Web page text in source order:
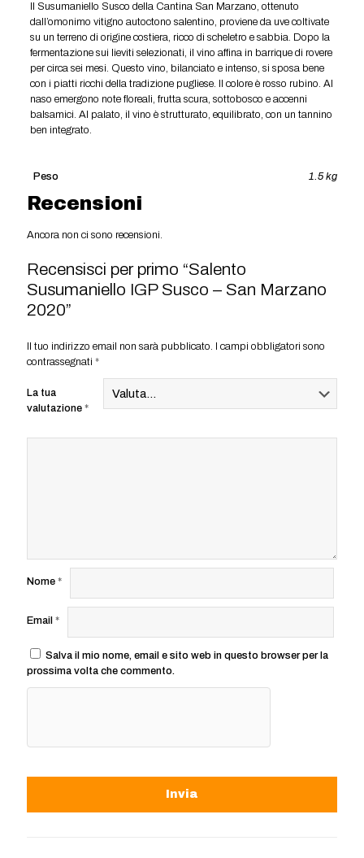
Il Susumaniello Susco della Cantina San Marzano, ottenuto
dall’omonimo vitigno autoctono salentino, proviene da uve coltivate
su un terreno di origine costiera, ricco di scheletro e sabbia. Dopo la
fermentazione sui lieviti selezionati, il vino affina in barrique di rovere
per circa sei mesi. Questo vino, bilanciato e intenso, si sposa bene
con i piatti ricchi della tradizione pugliese. Il colore è rosso rubino. Al
naso emergono note floreali, frutta scura, sottobosco e accenni
balsamici. Al palato, il vino è strutturato, equilibrato, con un tannino
ben integrato.
Peso 1.5 kg
Recensioni
Ancora non ci sono recensioni.
Recensisci per primo “Salento
Susumaniello IGP Susco – San Marzano
2020”
Il tuo indirizzo email non sarà pubblicato.
I campi obbligatori sono
contrassegnati *
La tua
valutazione *
Nome *
Email *
Salva il mio nome, email e sito web in questo browser per la
prossima volta che commento.